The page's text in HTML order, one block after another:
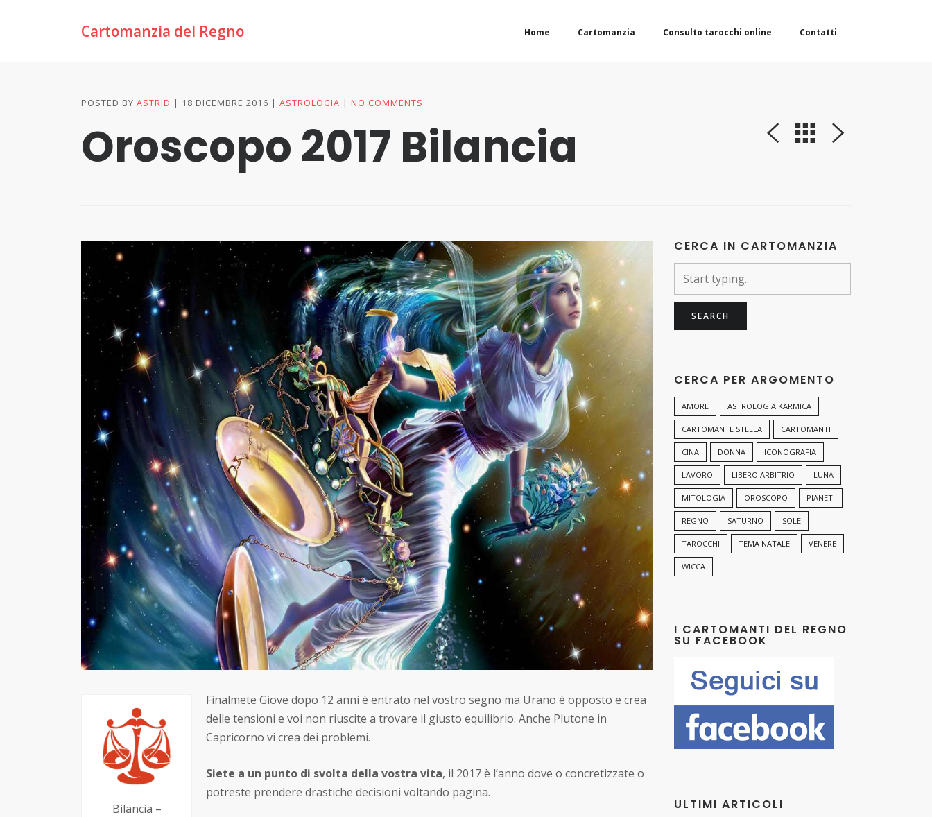
Cartomanzia del Regno Home Cartomanzia Consulto tarocchi online Contatti
POSTED BY ASTRID 18 DICEMBRE 2016 ASTROLOGIA NO COMMENTS
Oroscopo 2017 Bilancia
Bilancia –
Finalmete Giove dopo 12 anni è entrato nel vostro segno ma Urano è opposto e crea
delle tensioni e voi non riuscite a trovare il giusto equilibrio. Anche Plutone in
Capricorno vi crea dei problemi.
Siete a un punto di svolta della vostra vita, il 2017 è l’anno dove o concretizzate o
potreste prendere drastiche decisioni voltando pagina.
CERCA IN CARTOMANZIA
CERCA PER ARGOMENTO
AMORE ASTROLOGIA KARMICA
CARTOMANTE STELLA CARTOMANTI
CINA DONNA ICONOGRAFIA
LAVORO LIBERO ARBITRIO LUNA
MITOLOGIA OROSCOPO PIANETI
REGNO SATURNO SOLE
TAROCCHI TEMA NATALE VENERE
WICCA
I CARTOMANTI DEL REGNO
SU FACEBOOK
ULTIMI ARTICOLI